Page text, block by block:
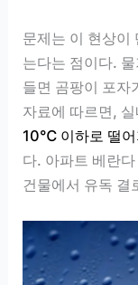
문제는 이 현상이
는다는 점이다.
들면 곰팡이 포자
자료에 따르면,
10℃ 이하로 떨어
다. 아파트 베란
건물에서 유독 결